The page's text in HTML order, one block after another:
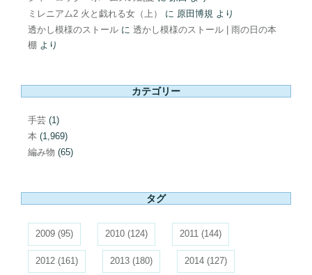
ミレニアム2 火と戯れる女（上）
に 原田博規 より
透かし模様のストール に 透かし模様のストール | 雨の日の本
棚 より
カテゴリー
手芸 (1)
本 (1,969)
編み物 (65)
タグ
2009 (95) 2010 (124) 2011 (144)
2012 (161) 2013 (180) 2014 (127)